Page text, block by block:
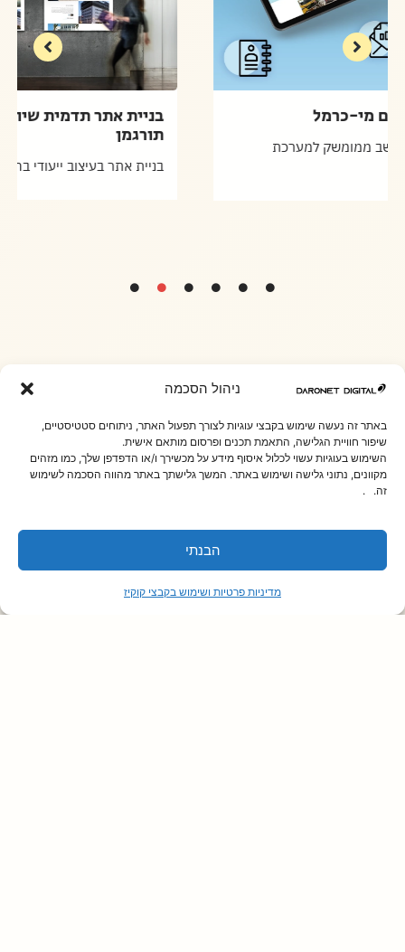
ניהול הסכמה
באתר זה נעשה שימוש בקבצי עוגיות לצורך תפעול האתר, ניתוחים סטטיסטיים,
שיפור חוויית הגלישה, התאמת תכנים ופרסום מותאם אישית.
השימוש בעוגיות עשוי לכלול איסוף מידע על מכשירך ו/או הדפדפן שלך, כמו מזהים
מקוונים, נתוני גלישה ושימוש באתר. המשך גלישתך באתר מהווה הסכמה לשימוש
זה. .
הבנתי
מדיניות פרטיות ושימוש בקבצי קוקיז
בניית אתר תאגיד המים מי-כרמל
אתר תדמית ושירותים לתושב ממומשק למערכת